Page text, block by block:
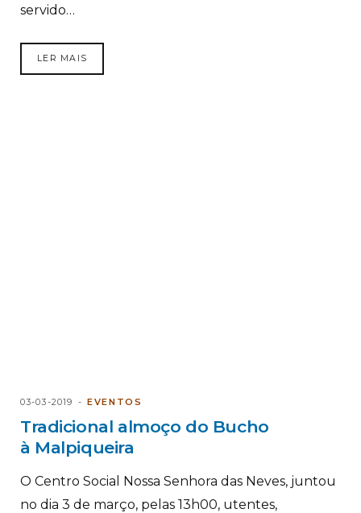
servido…
LER MAIS
03-03-2019 EVENTOS
Tradicional almoço do Bucho
à Malpiqueira
O Centro Social Nossa Senhora das Neves, juntou
no dia 3 de março, pelas 13h00, utentes,